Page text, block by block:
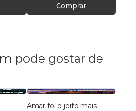
Comprar
pode gostar de
Amar foi o jeito mais